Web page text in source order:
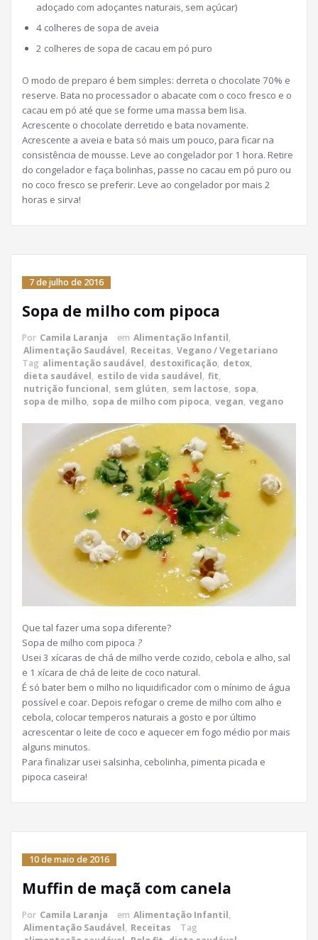
adoçado com adoçantes naturais, sem açúcar)
4 colheres de sopa de aveia
2 colheres de sopa de cacau em pó puro
O modo de preparo é bem simples: derreta o chocolate 70% e
reserve. Bata no processador o abacate com o coco fresco e o
cacau em pó até que se forme uma massa bem lisa.
Acrescente o chocolate derretido e bata novamente.
Acrescente a aveia e bata só mais um pouco, para ficar na
consistência de mousse. Leve ao congelador por 1 hora. Retire
do congelador e faça bolinhas, passe no cacau em pó puro ou
no coco fresco se preferir. Leve ao congelador por mais 2
horas e sirva!
7 de julho de 2016
Sopa de milho com pipoca
Por Camila Laranja em Alimentação Infantil,
Alimentação Saudável, Receitas, Vegano / Vegetariano
Tag alimentação saudável, destoxificação, detox,
dieta saudável, estilo de vida saudável, fit,
nutrição funcional, sem glúten, sem lactose, sopa,
sopa de milho, sopa de milho com pipoca, vegan, vegano
Que tal fazer uma sopa diferente?
Sopa de milho com pipoca ?
Usei 3 xícaras de chá de milho verde cozido, cebola e alho, sal
e 1 xícara de chá de leite de coco natural.
É só bater bem o milho no liquidificador com o mínimo de água
possível e coar. Depois refogar o creme de milho com alho e
cebola, colocar temperos naturais a gosto e por último
acrescentar o leite de coco e aquecer em fogo médio por mais
alguns minutos.
Para finalizar usei salsinha, cebolinha, pimenta picada e
pipoca caseira!
10 de maio de 2016
Muffin de maçã com canela
Por Camila Laranja em Alimentação Infantil,
Alimentação Saudável, Receitas
Tag